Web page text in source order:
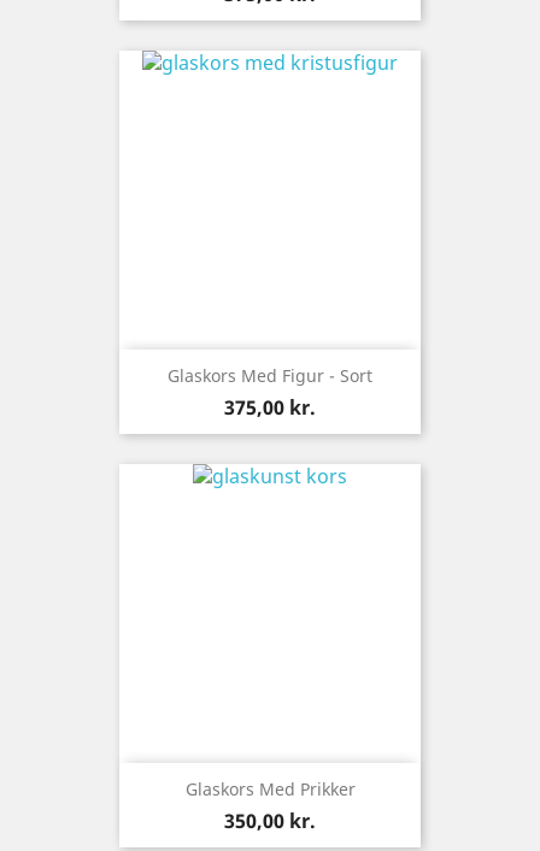
Glaskors Med Figur - Sort
Pris
375,00 kr.
Glaskors Med Prikker
Pris
350,00 kr.